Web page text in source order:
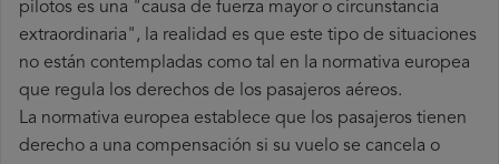
pilotos es una "causa de fuerza mayor o circunstancia
extraordinaria", la realidad es que este tipo de situaciones
no están contempladas como tal en la normativa europea
que regula los derechos de los pasajeros aéreos.
La normativa europea establece que los pasajeros tienen
derecho a una compensación si su vuelo se cancela o